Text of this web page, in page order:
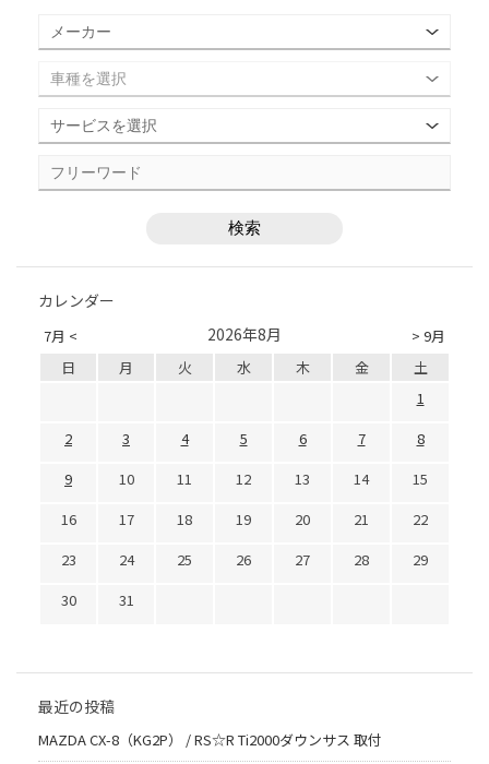
カレンダー
7月 < > 9月
2026年8月
日 月 火 水 木 金
土
1
2
3 4 5 6 7
8
9
10 11 12 13 14
15
16
17 18 19 20 21
22
23
24 25 26 27 28
29
30
31
最近の投稿
MAZDA CX-8（KG2P） / RS☆R Ti2000ダウンサス 取付